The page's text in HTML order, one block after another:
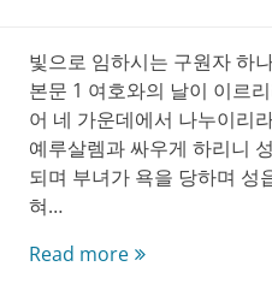
빛으로 임하시는 구원자 하
본문 1 여호와의 날이 이르
어 네 가운데에서 나누이리
예루살렘과 싸우게 하리니
되며 부녀가 욕을 당하며 성
혀…
Read more생